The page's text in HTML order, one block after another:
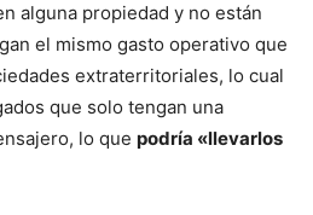
alguna propiedad y no están
el mismo gasto operativo que
extraterritoriales, lo cual
que solo tengan una
lo que podría «llevarlos